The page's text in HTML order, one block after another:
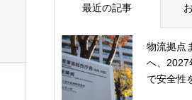
最近の記事
物流拠点
へ、2027
で安全性